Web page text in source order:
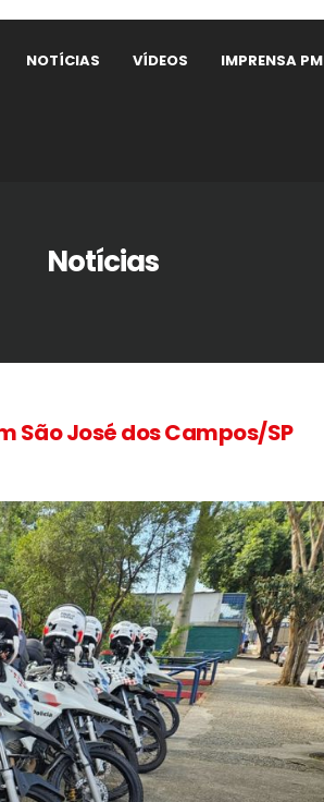
NOTÍCIAS VÍDEOS IMPRENSA PM
Notícias
São José dos Campos/SP